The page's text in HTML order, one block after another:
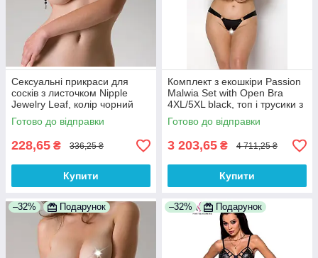
Сексуальні прикраси для
сосків з листочком Nipple
Jewelry Leaf, колір чорний
100% Анонімності
Готово до відправки
228,65 ₴ 336,25 ₴
Купити
Комплект з екошкіри Passion
Malwia Set with Open Bra
4XL/5XL black, топ і трусики з
люверсами
Готово до відправки
3 203,65 ₴ 4 711,25 ₴
Купити
–32% Подарунок –32% Подарунок